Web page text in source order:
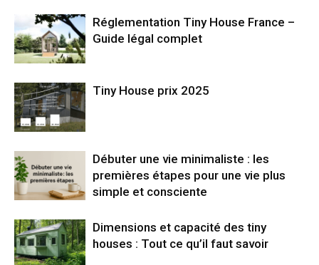
Réglementation Tiny House France –
Guide légal complet
Tiny House prix 2025
Débuter une vie minimaliste : les
premières étapes pour une vie plus
simple et consciente
Dimensions et capacité des tiny
houses : Tout ce qu’il faut savoir